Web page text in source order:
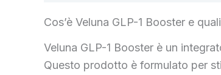
Cos’è Veluna GLP-1 Booster e
Veluna GLP-1 Booster è un
Questo prodotto è formulato per